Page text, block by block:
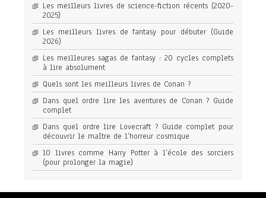
Les meilleurs livres de science-fiction récents (2020-
2025)
Les meilleurs livres de fantasy pour débuter (Guide
2026)
Les meilleures sagas de fantasy : 20 cycles complets
à lire absolument
Quels sont les meilleurs livres de Conan ?
Dans quel ordre lire les aventures de Conan ? Guide
complet
Dans quel ordre lire Lovecraft ? Guide complet pour
découvrir le maître de l’horreur cosmique
10 livres comme Harry Potter à l’école des sorciers
(pour prolonger la magie)